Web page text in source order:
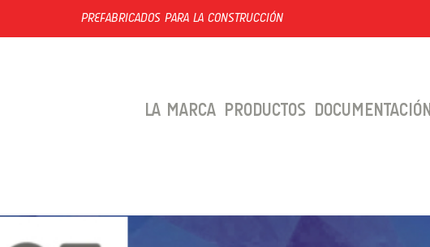
PREFABRICADOS PARA LA CONSTRUCCIÓN
LA MARCA PRODUCTOS DOCUMENTACIÓN